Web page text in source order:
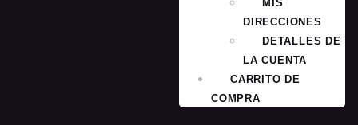
MIS
DIRECCIONES
DETALLES DE
LA CUENTA
CARRITO DE
COMPRA